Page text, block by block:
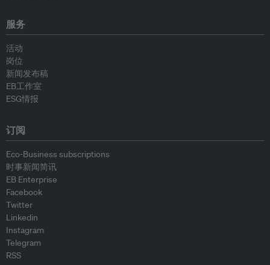
服务
活动
岗位
新闻发布稿
EB工作室
ESG情报
订阅
Eco-Business subscriptions
时事新闻简讯
EB Enterprise
Facebook
Twitter
Linkedin
Instagram
Telegram
RSS